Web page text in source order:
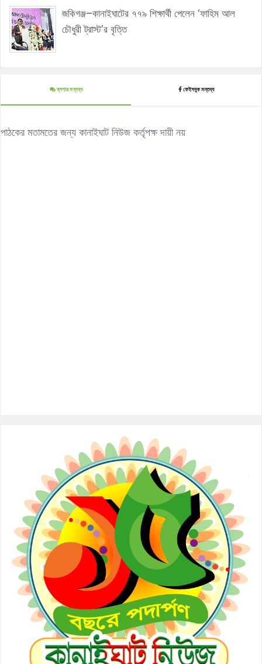
জকিগঞ্জ–কানাইঘাটের ৭৭৯ শিক্ষার্থী পেলেন ‘ফাহিম আল
চৌধুরী ট্রাস্ট’র বৃত্তি
ব্লগার মন্তব্য ফেইসবুক মন্তব্য
পাঠকের মতামতের জন্য কানাইঘাট নিউজ কর্তৃপক্ষ দায়ী নয়